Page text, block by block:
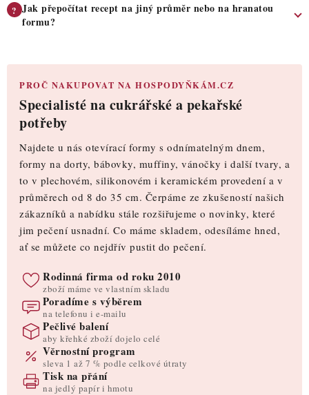
? Jak přepočítat recept na jiný průměr nebo na hranatou
formu?
PROČ NAKUPOVAT NA HOSPODYŇKÁM.CZ
Specialisté na cukrářské a pekařské
potřeby
Najdete u nás otevírací formy s odnímatelným dnem,
formy na dorty, bábovky, muffiny, vánočky i další tvary, a
to v plechovém, silikonovém i keramickém provedení a v
průměrech od 8 do 35 cm. Čerpáme ze zkušeností našich
zákazníků a nabídku stále rozšiřujeme o novinky, které
jim pečení usnadní. Co máme skladem, odesíláme hned,
ať se můžete co nejdřív pustit do pečení.
Rodinná firma od roku 2010
zboží máme ve vlastním skladu
Poradíme s výběrem
na telefonu i e-mailu
Pečlivé balení
aby křehké zboží dojelo celé
Věrnostní program
sleva 1 až 7 % podle celkové útraty
Tisk na přání
na jedlý papír i hmotu